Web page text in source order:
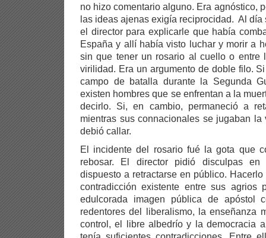
no hizo comentario alguno. Era agnóstico,
las ideas ajenas exigía reciprocidad. Al día
el director para explicarle que había
España y allí había visto luchar y morir a
sin que tener un rosario al cuello o entre
virilidad. Era un argumento de doble filo.
campo de batalla durante la Segunda
existen hombres que se enfrentan a la
decirlo. Si, en cambio, permaneció a
mientras sus connacionales se jugaban
debió callar.
El incidente del rosario fué la gota que
rebosar. El director pidió disculpas
dispuesto a retractarse en público.
contradicción existente entre sus agrios
edulcorada imagen pública de apóstol
redentores del liberalismo, la enseñanza
control, el libre albedrío y la democracia